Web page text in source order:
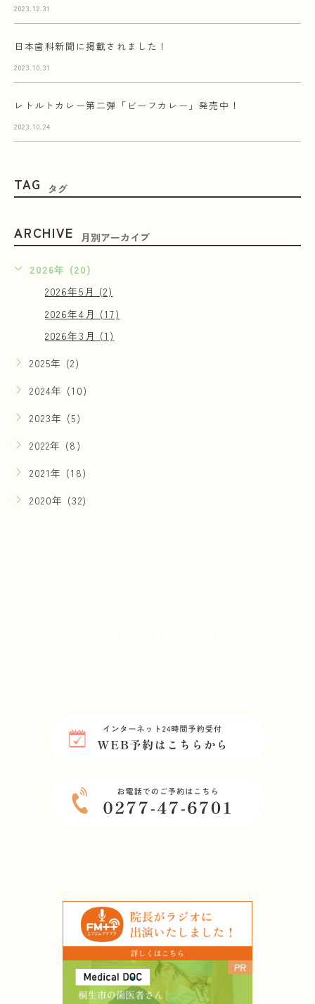
2023.12.31
日本歯科新聞に掲載されました！
2023.10.31
レトルトカレー第二弾「ビーフカレー」発売中！
2023.10.24
TAG タグ
ARCHIVE 月別アーカイブ
2026年 (20)
2026年5月 (2)
2026年4月 (17)
2026年3月 (1)
2025年 (2)
2024年 (10)
2023年 (5)
2022年 (8)
2021年 (18)
2020年 (32)